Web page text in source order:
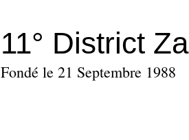
11° District
Fondé le 21 Septembre 1988